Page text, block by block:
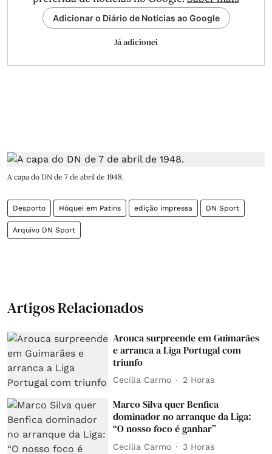
Adicionar o Diário de Notícias ao Google
Já adicionei
A capa do DN de 7 de abril de 1948.
Desporto Hóquei em Patins edição impressa DN Sport
Arquivo DN Sport
Artigos Relacionados
Arouca surpreende em Guimarães
e arranca a Liga Portugal com
triunfo
Cecília Carmo 2 Horas
Marco Silva quer Benfica
dominador no arranque da Liga:
“O nosso foco é ganhar”
Cecília Carmo 3 Horas